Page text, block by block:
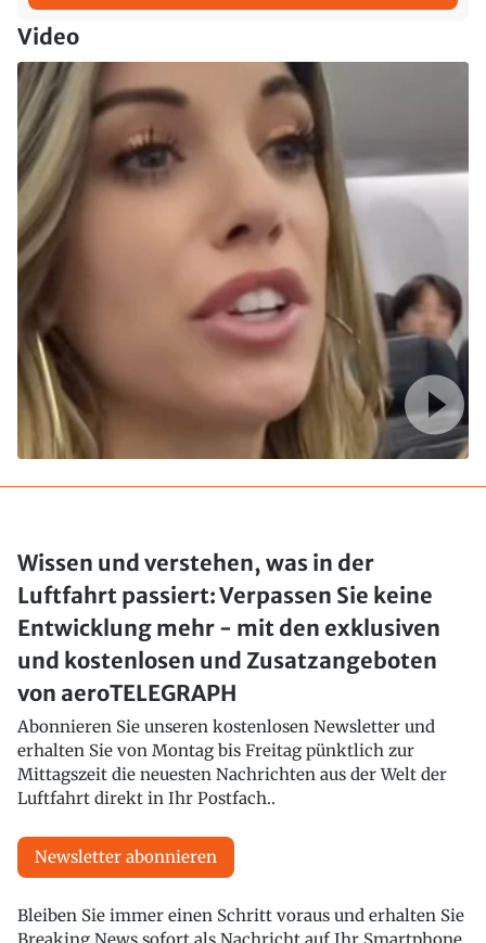
Video
Wissen und verstehen, was in der
Luftfahrt passiert: Verpassen Sie keine
Entwicklung mehr - mit den exklusiven
und kostenlosen und Zusatzangeboten
von aeroTELEGRAPH
Abonnieren Sie unseren kostenlosen Newsletter und
erhalten Sie von Montag bis Freitag pünktlich zur
Mittagszeit die neuesten Nachrichten aus der Welt der
Luftfahrt direkt in Ihr Postfach..
Newsletter abonnieren
Bleiben Sie immer einen Schritt voraus und erhalten Sie